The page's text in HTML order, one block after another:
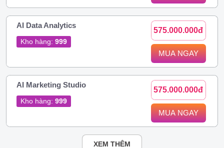
AI Data Analytics
Kho hàng: 999
575.000.000đ
MUA NGAY
AI Marketing Studio
Kho hàng: 999
575.000.000đ
MUA NGAY
XEM THÊM